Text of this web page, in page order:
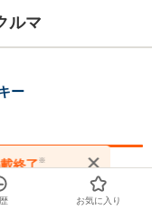
1.48m
イールベース
ルマ
ー
の場合）
終了※
さい
お気に入り